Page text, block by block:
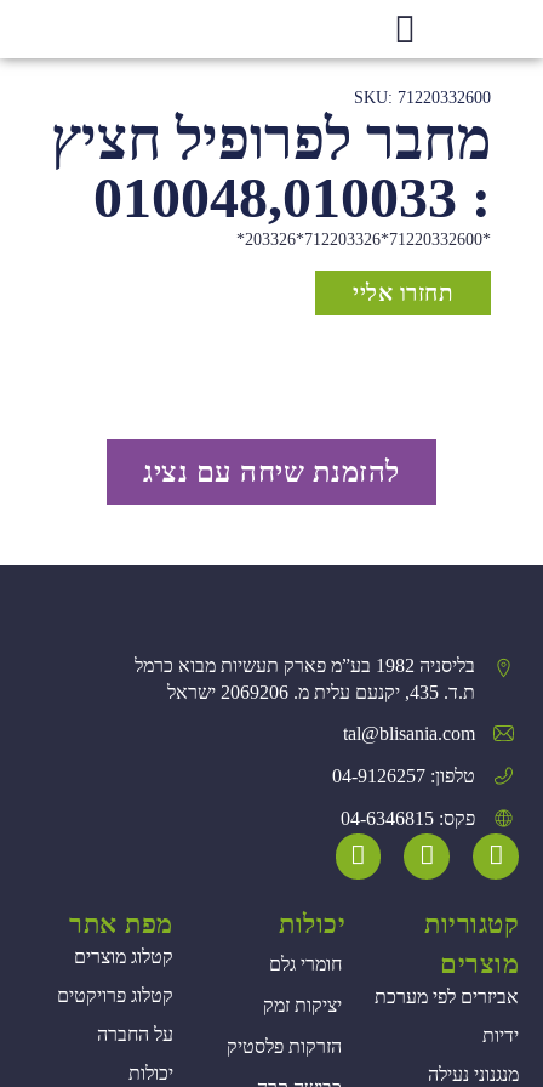
SKU: 71220332600
מחבר לפרופיל חציץ
: 010048,010033
*71220332600*712203326*203326*
תחזרו אליי
להזמנת שיחה עם נציג
בליסניה 1982 בע”מ פארק תעשיות מבוא כרמל
ת.ד. 435, יקנעם עלית מ. 2069206 ישראל
tal@blisania.com‏
טלפון: 04-9126257
פקס: 04-6346815
קטגוריות
מוצרים
אביזרים לפי מערכת
ידיות
מנגנוני נעילה
יכולות
חומרי גלם
יציקות זמק
הזרקות פלסטיק
מפת אתר
קטלוג מוצרים
קטלוג פרויקטים
על החברה
יכולות